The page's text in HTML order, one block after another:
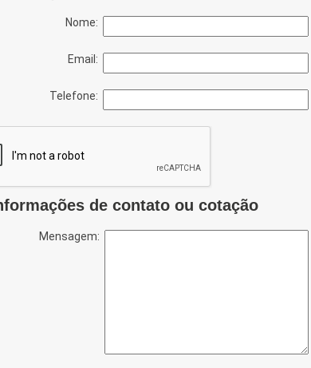
Nome:
Email:
Telefone:
de contato ou cotação
Mensagem: